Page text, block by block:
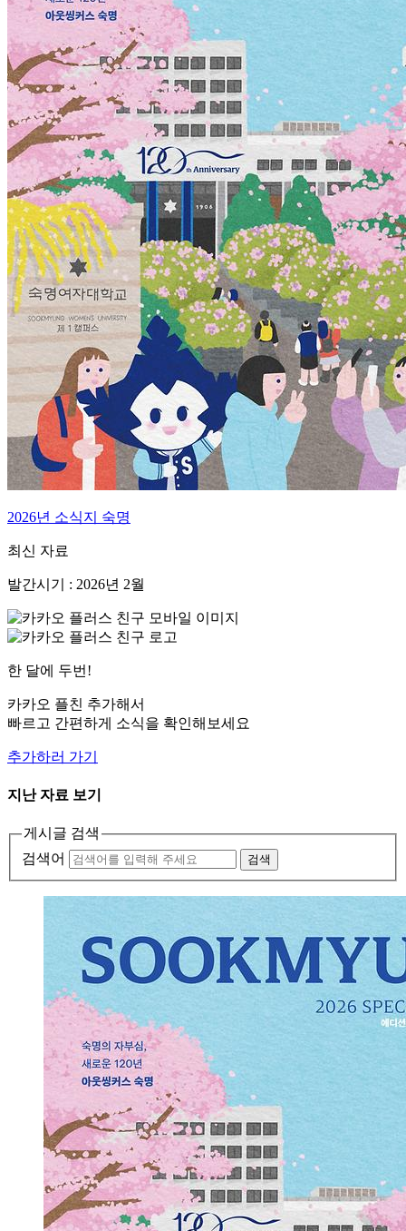
2026년 소식지 숙명
최신 자료
발간시기 : 2026년 2월
한 달에 두번!
카카오 플친 추가해서
빠르고 간편하게 소식을 확인해보세요
추가하러 가기
지난 자료 보기
게시글 검색
검색어
검색